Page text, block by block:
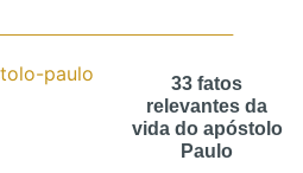
33 fatos
relevantes da
vida do apóstolo
Paulo